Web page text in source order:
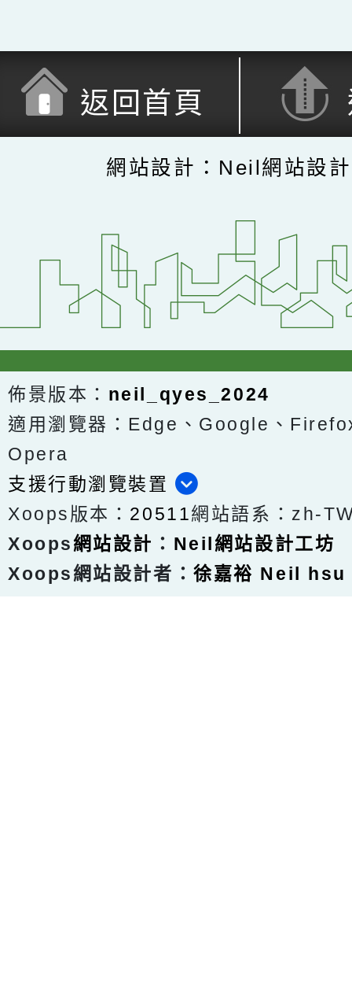
返回首頁
網站設計：Neil網站設
佈景版本： neil_qyes_2024
適用瀏覽器：Edge、Google、
Opera
支援行動瀏覽裝置
Xoops版本： 20511網站語系：zh-
Xoops網站設計 ： Neil網站設計工坊
Xoops網站設計者：徐嘉裕 Neil hsu